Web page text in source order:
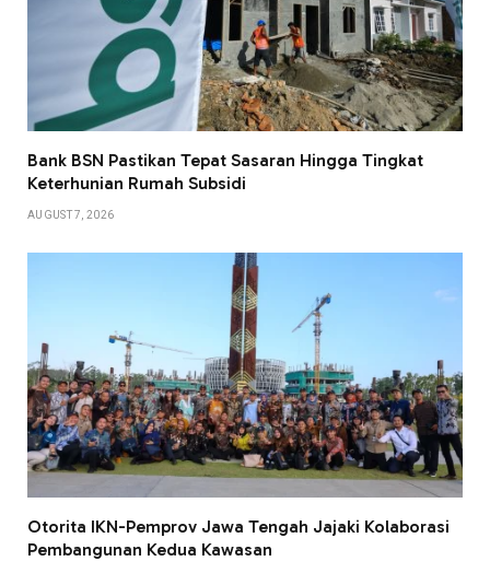
Bank BSN Pastikan Tepat Sasaran Hingga Tingkat
Keterhunian Rumah Subsidi
AUGUST 7, 2026
Otorita IKN-Pemprov Jawa Tengah Jajaki Kolaborasi
Pembangunan Kedua Kawasan